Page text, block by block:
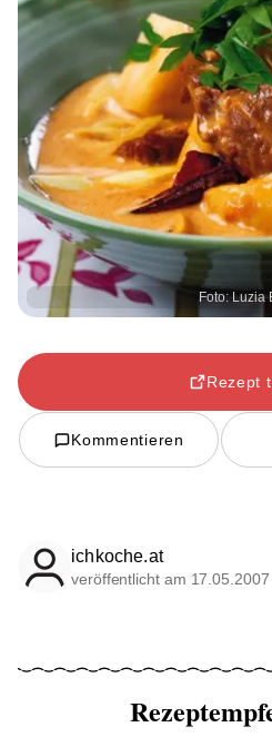
Foto: Luzia
Rezept
Kommentieren
ichkoche.at
veröffentlicht am 17.05.2007